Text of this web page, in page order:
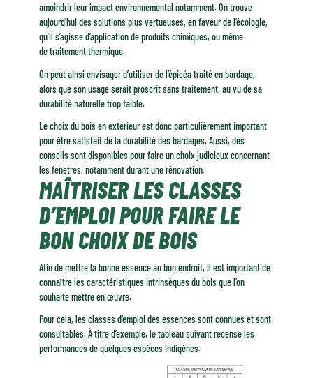
amoindrir leur impact environnemental notamment. On trouve
aujourd’hui des solutions plus vertueuses, en faveur de l’écologie,
qu’il s’agisse d’application de produits chimiques, ou même
de traitement thermique.
On peut ainsi envisager d’utiliser de l’épicéa traité en bardage,
alors que son usage serait proscrit sans traitement, au vu de sa
durabilité naturelle trop faible.
Le choix du bois en extérieur est donc particulièrement important
pour être satisfait de la durabilité des bardages. Aussi, des
conseils sont disponibles pour faire un choix judicieux concernant
les fenêtres, notamment durant une rénovation.
MAÎTRISER LES CLASSES
D’EMPLOI POUR FAIRE LE
BON CHOIX DE BOIS
Afin de mettre la bonne essence au bon endroit, il est important de
connaître les caractéristiques intrinsèques du bois que l’on
souhaite mettre en œuvre.
Pour cela, les classes d’emploi des essences sont connues et sont
consultables. À titre d’exemple, le tableau suivant recense les
performances de quelques espèces indigènes.